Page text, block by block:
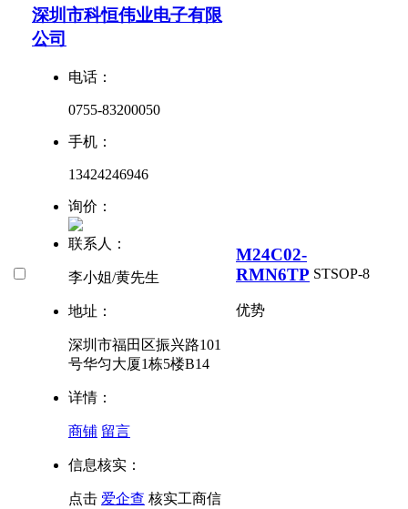
深圳市科恒伟业电子有限
公司
电话：
0755-83200050
手机：
13424246946
询价：
联系人：
李小姐/黄先生
地址：
深圳市福田区振兴路101
号华匀大厦1栋5楼B14
详情：
商铺 留言
信息核实：
点击 爱企查 核实工商信
M24C02-
RMN6TP
优势
STSOP-8